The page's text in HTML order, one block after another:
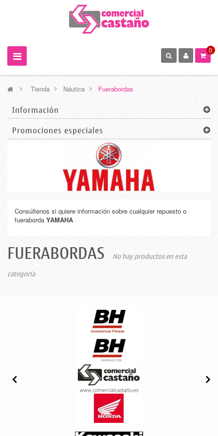
0
> Tienda > Náutica > Fuerabordas
Información
Promociones especiales
Consúltenos si quiere información sobre cualquier repuesto o
fueraborda YAMAHA
FUERABORDAS
No hay productos en esta
categoría